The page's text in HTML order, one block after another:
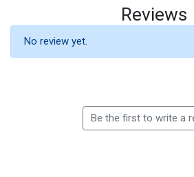
Reviews
No review yet.
Be the first to write a